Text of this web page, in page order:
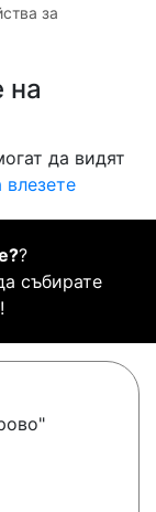
за
на
да видят
влезете
?
събирате